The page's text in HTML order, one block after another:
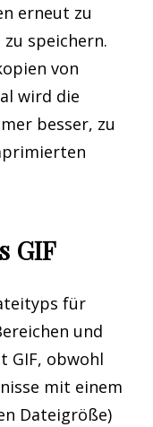
erneut zu
zu speichern.
von
wird die
besser, zu
GIF
für
und
GIF, obwohl
mit einem
Dateigröße)